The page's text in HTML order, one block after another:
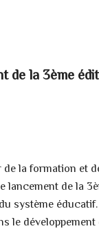
de la 3ème
la formation et
lancement de la
système
le